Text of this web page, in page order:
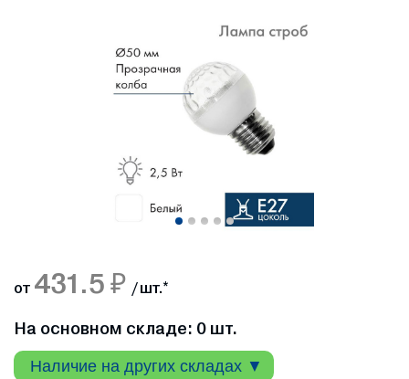
от 431.5 ₽ / шт.*
На основном складе: 0 шт.
Наличие на других складах ▼